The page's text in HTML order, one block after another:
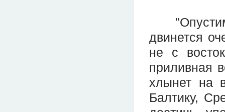
двинется
не с
приливная
хлынет на
Балтику,